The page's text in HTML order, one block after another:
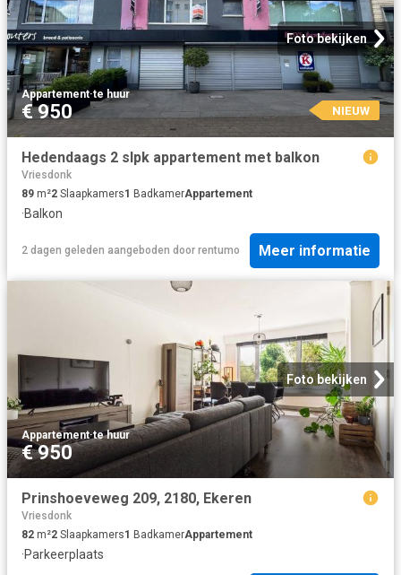
Foto bekijken
Appartement·te huur
€ 950 NIEUW
Hedendaags 2 slpk appartement met balkon
Vriesdonk
89 m²2 Slaapkamers1 BadkamerAppartement
·Balkon
2 dagen geleden aangeboden door rentumo Meer informatie
Foto bekijken
Appartement·te huur
€ 950
Prinshoeveweg 209, 2180, Ekeren
Vriesdonk
82 m²2 Slaapkamers1 BadkamerAppartement
·Parkeerplaats